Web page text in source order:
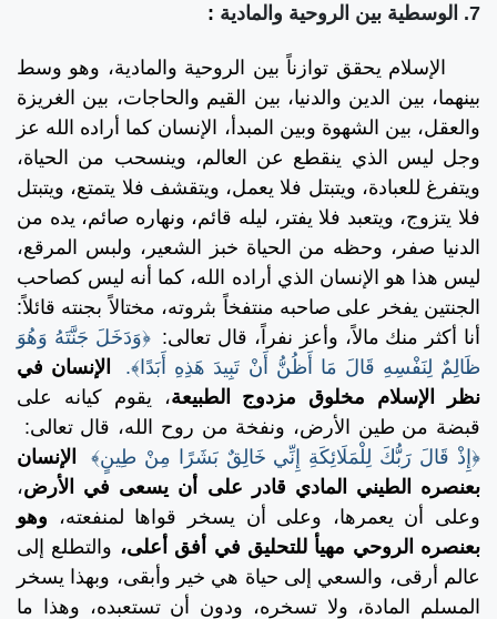
7. الوسطية بين الروحية والمادية :
الإسلام يحقق توازناً بين الروحية والمادية، وهو وسط
بينهما، بين الدين والدنيا، بين القيم والحاجات، بين الغريزة
والعقل، بين الشهوة وبين المبدأ، الإنسان كما أراده الله عز
وجل ليس الذي ينقطع عن العالم، وينسحب من الحياة،
ويتفرغ للعبادة، ويتبتل فلا يعمل، ويتقشف فلا يتمتع، ويتبتل
فلا يتزوج، ويتعبد فلا يفتر، ليله قائم، ونهاره صائم، يده من
الدنيا صفر، وحظه من الحياة خبز الشعير، ولبس المرقع،
ليس هذا هو الإنسان الذي أراده الله، كما أنه ليس كصاحب
الجنتين يفخر على صاحبه منتفخاً بثروته، مختالاً بجنته قائلاً:
أنا أكثر منك مالاً، وأعز نفراً، قال تعالى: ﴿وَدَخَلَ جَنَّتَهُ وَهُوَ
ظَالِمٌ لِنَفْسِهِ قَالَ مَا أَظُنُّ أَنْ تَبِيدَ هَذِهِ أَبَدًا﴾.
الإنسان في
نظر الإسلام مخلوق مزدوج الطبيعة، يقوم كيانه على
قبضة من طين الأرض، ونفخة من روح الله، قال تعالى:
﴿إِذْ قَالَ رَبُّكَ لِلْمَلَائِكَةِ إِنِّي خَالِقٌ بَشَرًا مِنْ طِينٍ﴾
الإنسان
بعنصره الطيني المادي قادر على أن يسعى في الأرض،
وعلى أن يعمرها، وعلى أن يسخر قواها لمنفعته، وهو
بعنصره الروحي مهيأ للتحليق في أفق أعلى، والتطلع إلى
عالم أرقى، والسعي إلى حياة هي خير وأبقى، وبهذا يسخر
المسلم المادة، ولا تسخره، ودون أن تستعبده، وهذا ما